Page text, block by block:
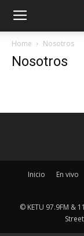
Home Nosotros
Nosotros
Inicio En vivo
© KETU 97.9FM &